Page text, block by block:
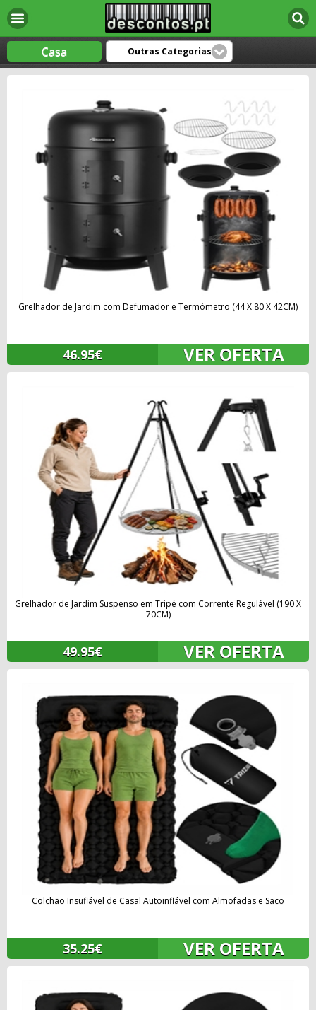
Casa Outras Categorias
Grelhador de Jardim com Defumador e Termómetro (44 X 80 X 42CM)
46.95€ VER OFERTA
Grelhador de Jardim Suspenso em Tripé com Corrente Regulável (190 X
70CM)
49.95€ VER OFERTA
Colchão Insuflável de Casal Autoinflável com Almofadas e Saco
35.25€ VER OFERTA